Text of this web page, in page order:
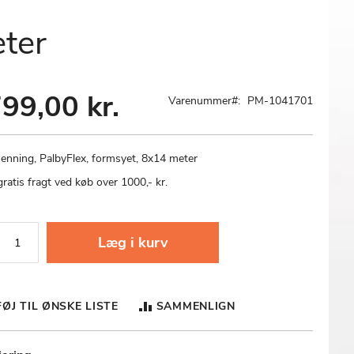
kr. Varenummer PM-1041701
PalbyFlex, formsyet, 8x14 meter
fragt ved køb over 1000,- kr.
Læg i kurv
TIL ØNSKE LISTE SAMMENLIGN